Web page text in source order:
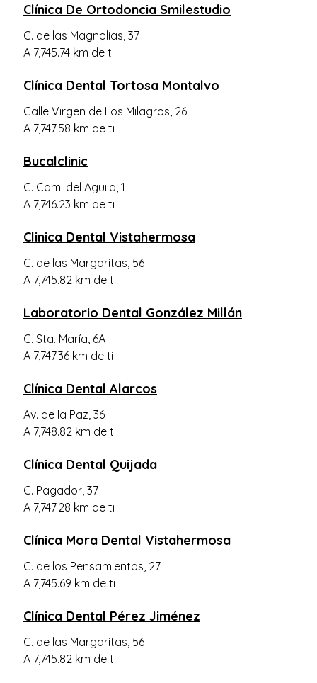
Clínica De Ortodoncia Smilestudio
C. de las Magnolias, 37
A 7,745.74 km de ti
Clínica Dental Tortosa Montalvo
Calle Virgen de Los Milagros, 26
A 7,747.58 km de ti
Bucalclinic
C. Cam. del Aguila, 1
A 7,746.23 km de ti
Clinica Dental Vistahermosa
C. de las Margaritas, 56
A 7,745.82 km de ti
Laboratorio Dental González Millán
C. Sta. María, 6A
A 7,747.36 km de ti
Clínica Dental Alarcos
Av. de la Paz, 36
A 7,748.82 km de ti
Clínica Dental Quijada
C. Pagador, 37
A 7,747.28 km de ti
Clínica Mora Dental Vistahermosa
C. de los Pensamientos, 27
A 7,745.69 km de ti
Clínica Dental Pérez Jiménez
C. de las Margaritas, 56
A 7,745.82 km de ti